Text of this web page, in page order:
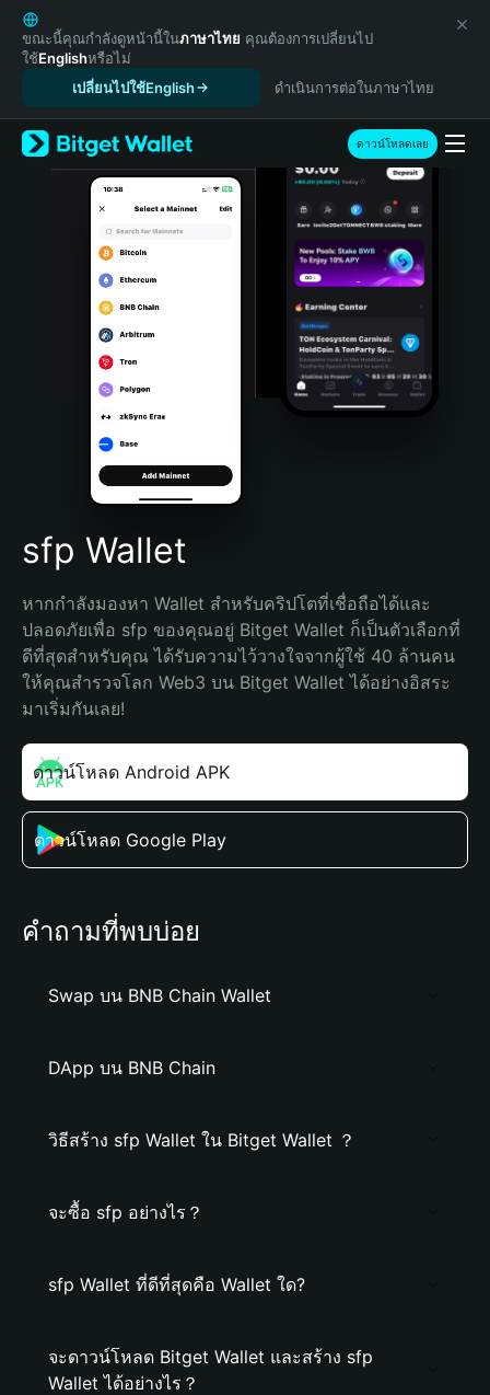
English
日本語
Tiếng Việt
Español (Latinoamérica)
Türkçe
Italiano
Português (Portugal)
Bahasa Indonesia
Português (Brasil)
Español (Argentina)
ขณะนี้คุณกำลังดูหน้านี้ในภาษาไทย คุณต้องการเปลี่ยนไป
ใช้Englishหรือไม่
เปลี่ยนไปใช้English
ดำเนินการต่อในภาษาไทย
ดาวน์โหลดเลย
sfp Wallet
หากกำลังมองหา Wallet สำหรับคริปโตที่เชื่อถือได้และ
ปลอดภัยเพื่อ sfp ของคุณอยู่ Bitget Wallet ก็เป็นตัวเลือกที่
ดีที่สุดสำหรับคุณ ได้รับความไว้วางใจจากผู้ใช้ 40 ล้านคน
ให้คุณสำรวจโลก Web3 บน Bitget Wallet ได้อย่างอิสระ
มาเริ่มกันเลย!
ดาวน์โหลด Android APK
ดาวน์โหลด Google Play
คำถามที่พบบ่อย
Swap บน BNB Chain Wallet
DApp บน BNB Chain
วิธีสร้าง sfp Wallet ใน Bitget Wallet ？
จะซื้อ sfp อย่างไร？
sfp Wallet ที่ดีที่สุดคือ Wallet ใด?
จะดาวน์โหลด Bitget Wallet และสร้าง sfp
Wallet ได้อย่างไร？